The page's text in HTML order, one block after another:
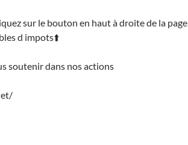
sur le bouton en haut à droite de la page
d impots⬆️
soutenir dans nos actions